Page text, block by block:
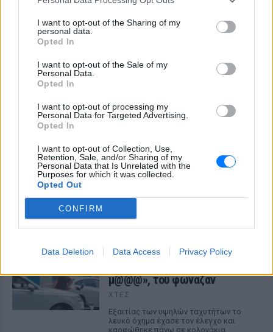
I want to opt-out of the Sharing of my
personal data.
Opted In
I want to opt-out of the Sale of my
Personal Data.
Opted In
I want to opt-out of processing my
Personal Data for Targeted Advertising.
Opted In
I want to opt-out of Collection, Use,
Retention, Sale, and/or Sharing of my
Personal Data that Is Unrelated with the
Purposes for which it was collected.
Opted Out
CONFIRM
Data Deletion Data Access Privacy Policy
πάνω στο golf cart των νεόνυμφων στο
Folly Beach - τώρα νέο υλικό από το
σύγκρουση
Τροχαίο στις Σέρρες: «Έχασα τη
έχασα όλα» ‑ Ο πόνος του
πατέρα
ΧΤΕΣ
σκοτώθηκαν σε μετωπική σύγκρουση με
– Δράμας, κοντά στην Παλαιοκώμη.
Καταδίωξη στο κέντρο της
Θεσσαλονίκης: Έσπασαν το
μ@@@», του φώναζαν
ΧΤΕΣ
Εξαιτίας των υψηλών ταχυτήτων το
λευκό όχημα έχασε τον έλεγχο και
καρφώθηκε πάνω σε κολονάκια.